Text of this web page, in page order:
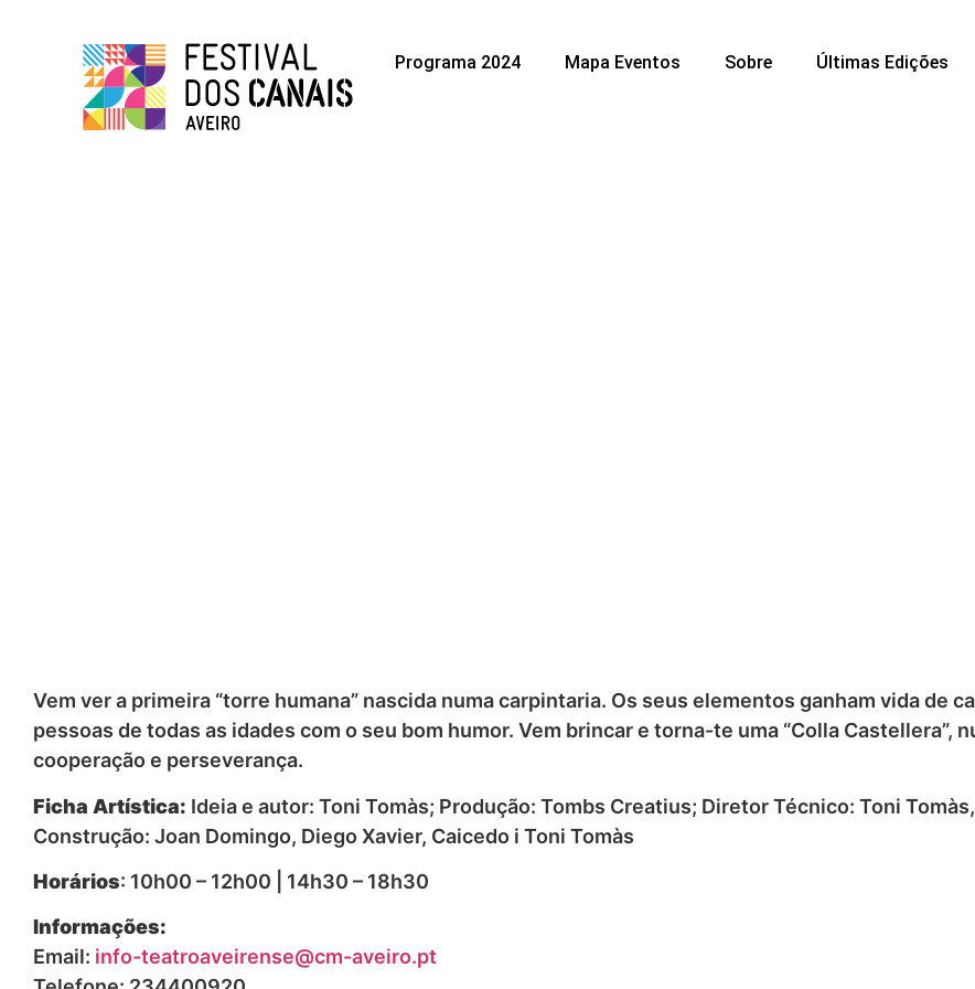
Programa 2024 Mapa Eventos Sobre Últimas Edições
Vem ver a primeira “torre humana” nascida numa carpintaria. Os seus elementos ganham vida de
pessoas de todas as idades com o seu bom humor. Vem brincar e torna-te uma “Colla
cooperação e perseverança.
Ficha Artística: Ideia e autor: Toni Tomàs; Produção: Tombs Creatius; Diretor Técnico: Toni
Construção: Joan Domingo, Diego Xavier, Caicedo i Toni Tomàs
Horários: 10h00 – 12h00 | 14h30 – 18h30
Informações:
Email: info-teatroaveirense@cm-aveiro.pt